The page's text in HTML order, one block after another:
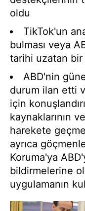
oldu
TikTok'un
bulması veya
tarihi uzatan bir
ABD'nin
durum ilan etti
için
kaynaklarının
harekete
ayrıca
Koruma'ya
bildirmelerine
uygulamanın